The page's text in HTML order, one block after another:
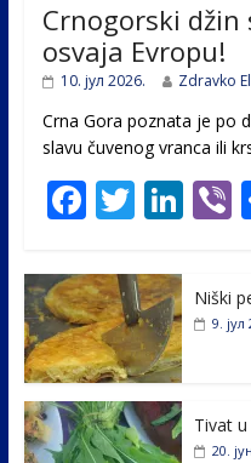
Crnogorski džin
osvaja Evropu!
10. јул 2026. Zdravko
Crna Gora poznata je po
slavu čuvenog vranca ili
F
e
b
o
o
k
T
itt
er
Li
e
Niški
9. јул
Tivat
20.